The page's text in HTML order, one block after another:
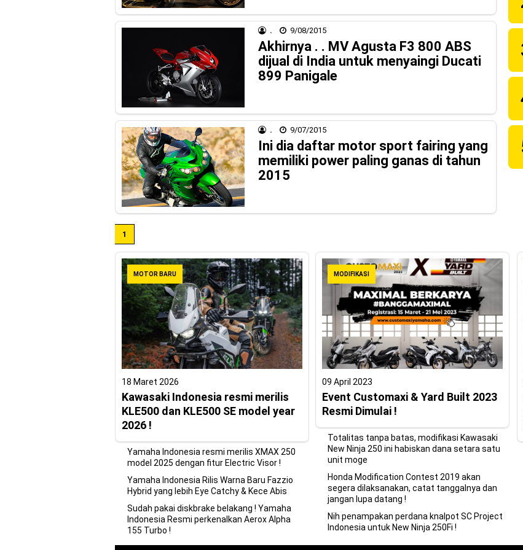
MotoGP : Francesco Bagnaia Juara Dunia MotoGP musim 2023 !
Honda Rilis CBR1000RR-R 2023 Anniversary Edition !
MotoGP Amerika : Alex Rins berhasil juara pertama dan perdana di tim LCR Honda !
Ngabuburide Yamaha Wr 155 R, Para Bikers Menikmati Indahnya Sore di Kota Medan
Impresi pertama Kawasaki Ninja ZX-4RR 2023 yang cuma ada 2 dikota Medan !
Event Customaxi & Yard Built 2023 Resmi Dimulai !
. 9/08/2015
Akhirnya . . MV Agusta F3 800 ABS
dijual di India untuk menyaingi Ducati
899 Panigale
. 9/07/2015
Ini dia daftar motor sport fairing yang
memiliki power paling ganas di tahun
2015
1
MOTOR BARU
18 Maret 2026
Kawasaki Indonesia resmi merilis
KLE500 dan KLE500 SE model year
2026 !
Yamaha Indonesia resmi merilis XMAX 250
model 2025 dengan fitur Electric Visor !
Yamaha Indonesia Rilis Warna Baru Fazzio
Hybrid yang lebih Eye Catchy & Kece Abis
Sudah pakai diskbrake belakang ! Yamaha
Indonesia Resmi perkenalkan Aerox Alpha
155 Turbo !
MODIFIKASI
09 April 2023
Event Customaxi & Yard Built 2023
Resmi Dimulai !
Totalitas tanpa batas, modifikasi Kawasaki
New Ninja 250 ini habiskan dana setara satu
unit moge
Honda Modification Contest 2019 akan
segera dilaksanakan, catat tanggalnya dan
jangan lupa datang !
Nih penampakan perdana knalpot SC Project
Indonesia untuk New Ninja 250Fi !